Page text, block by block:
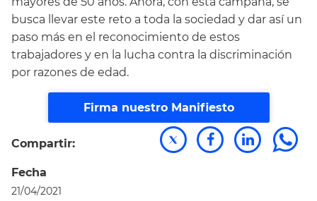
busca llevar este reto a toda la sociedad y dar así un
paso más en el reconocimiento de estos
trabajadores y en la lucha contra la discriminación
por razones de edad.
Firma nuestro Manifiesto
Compartir:
Fecha
21/04/2021